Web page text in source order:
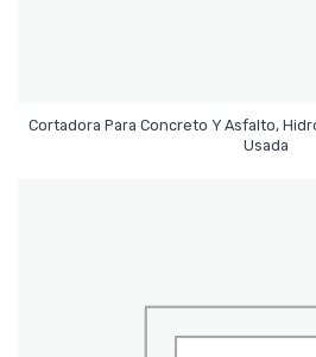
Cortadora Para Concreto Y Asfalto,
Usada
Leer Más